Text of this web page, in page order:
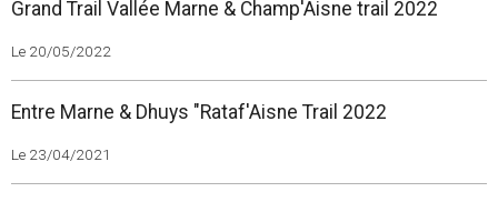
Grand Trail Vallée Marne & Champ'Aisne trail 2022
Le 20/05/2022
Entre Marne & Dhuys "Rataf'Aisne Trail 2022
Le 23/04/2021